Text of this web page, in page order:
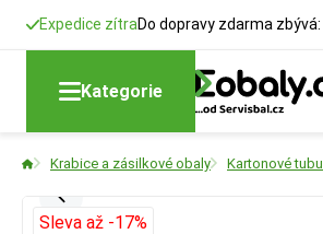
Expedice zítraDo dopravy zdarma zbývá:
Kategorie
Krabice a zásilkové obaly Kartonové
Sleva až -17%